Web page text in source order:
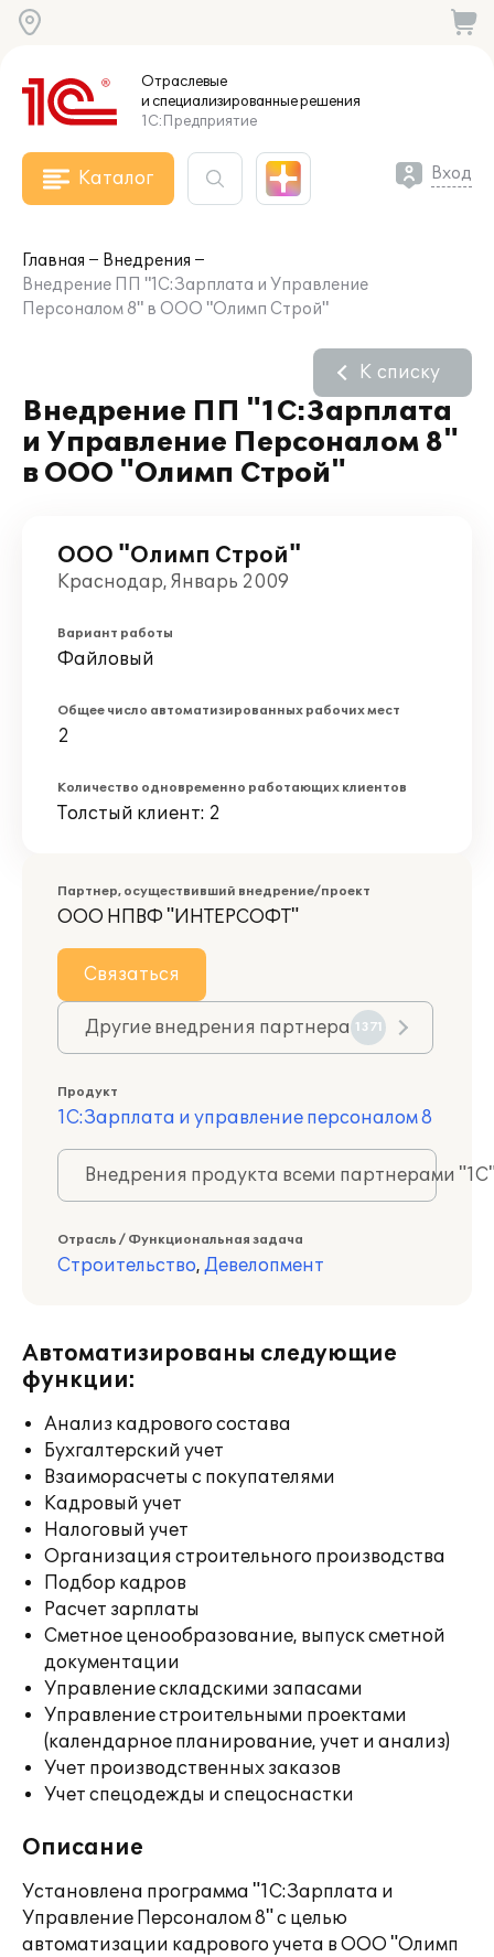
Отраслевые
и специализированныерешения
1С:Предприятие
Каталог Вход
Главная
Внедрения
Внедрение ПП "1С:Зарплата и Управление
Персоналом 8" в ООО "Олимп Строй"
Внедрение ПП "1С:Зарплата
и Управление Персоналом 8"
в ООО "Олимп Строй"
К списку
ООО "Олимп Строй"
Краснодар, Январь 2009
Вариант работы
Файловый
Общее число автоматизированных рабочих мест
2
Количество одновременно работающих клиентов
Толстый клиент: 2
Партнер, осуществивший внедрение/проект
ООО НПВФ "ИНТЕРСОФТ"
Связаться
Другие внедрения партнера 1371
Продукт
1С:Зарплата и управление персоналом 8
Внедрения продукта всеми партнерами
Отрасль / Функциональная задача
Строительство, Девелопмент
Автоматизированы следующие
функции:
Анализ кадрового состава
Бухгалтерский учет
Взаиморасчеты с покупателями
Кадровый учет
Налоговый учет
Организация строительного производства
Подбор кадров
Расчет зарплаты
Сметное ценообразование, выпуск сметной
документации
Управление складскими запасами
Управление строительными проектами
(календарное планирование, учет и анализ)
Учет производственных заказов
Учет спецодежды и спецоснастки
Описание
Установлена программа "1С:Зарплата и
Управление Персоналом 8" с целью
автоматизации кадрового учета в ООО "Олимп